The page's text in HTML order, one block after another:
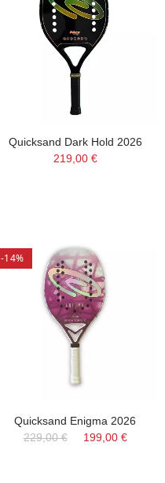
Quicksand Dark Hold 2026
219,00 €
-14%
Quicksand Enigma 2026
229,00 €
199,00 €